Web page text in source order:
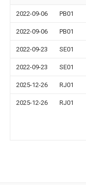
2022-09-06 PB01
2022-09-06 PB01
2022-09-23 SE01
2022-09-23 SE01
2025-12-26 RJ01
2025-12-26 RJ01